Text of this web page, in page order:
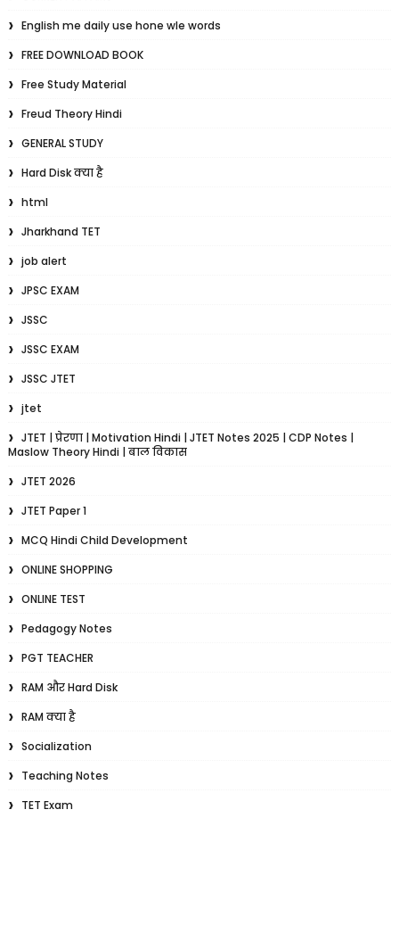
English me daily use hone wle words
FREE DOWNLOAD BOOK
Free Study Material
Freud Theory Hindi
GENERAL STUDY
Hard Disk क्या है
html
Jharkhand TET
job alert
JPSC EXAM
JSSC
JSSC EXAM
JSSC JTET
jtet
JTET | प्रेरणा | Motivation Hindi | JTET Notes 2025 | CDP Notes |
Maslow Theory Hindi | बाल विकास
JTET 2026
JTET Paper 1
MCQ Hindi Child Development
ONLINE SHOPPING
ONLINE TEST
Pedagogy Notes
PGT TEACHER
RAM और Hard Disk
RAM क्या है
Socialization
Teaching Notes
TET Exam